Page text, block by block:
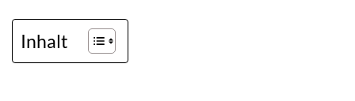
Inhalt